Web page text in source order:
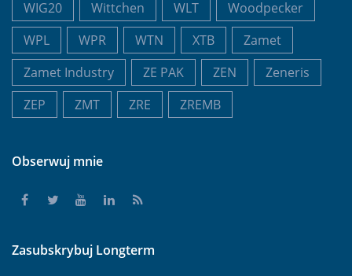
WIG20
Wittchen WLT
Woodpecker
WPL
WPR WTN XTB
Zamet
Zamet Industry
ZE PAK ZEN
Zeneris
ZEP
ZMT ZRE ZREMB
Obserwuj mnie
Zasubskrybuj Longterm